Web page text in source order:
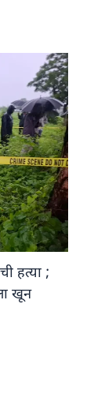
हत्या ;
खून